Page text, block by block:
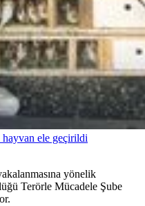
hayvan ele geçirildi
yönelik
Terörle Mücadele Şube